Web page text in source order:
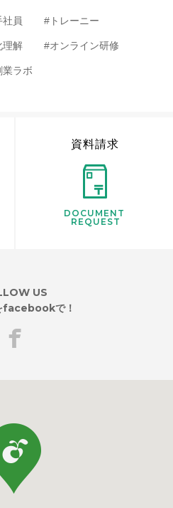
員 #トレーニー
理解 #オンライン研修
業ラボ
DOCUMENT
REQUEST
資料請求
US
facebookで！